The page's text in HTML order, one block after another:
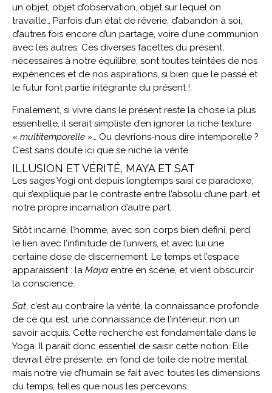
un objet, objet d’observation, objet sur lequel on
travaille… Parfois d’un état de rêverie, d’abandon à soi,
d’autres fois encore d’un partage, voire d’une communion
avec les autres. Ces diverses facettes du présent,
nécessaires à notre équilibre, sont toutes teintées de nos
expériences et de nos aspirations, si bien que le passé et
le futur font partie intégrante du présent !
Finalement, si vivre dans le présent reste la chose la plus
essentielle, il serait simpliste d’en ignorer la riche texture
« multitemporelle »… Ou devrions-nous dire intemporelle ?
C’est sans doute ici que se niche la vérité.
ILLUSION ET VÉRITÉ, MAYA ET SAT
Les sages Yogi ont depuis longtemps saisi ce paradoxe,
qui s’explique par le contraste entre l’absolu d’une part, et
notre propre incarnation d’autre part.
Sitôt incarné, l’homme, avec son corps bien défini, perd
le lien avec l’infinitude de l’univers, et avec lui une
certaine dose de discernement. Le temps et l’espace
apparaissent : la Maya entre en scène, et vient obscurcir
la conscience.
Sat, c’est au contraire la vérité, la connaissance profonde
de ce qui est, une connaissance de l’intérieur, non un
savoir acquis. Cette recherche est fondamentale dans le
Yoga. Il parait donc essentiel de saisir cette notion. Elle
devrait être présente, en fond de toile de notre mental,
mais notre vie d’humain se fait avec toutes les dimensions
du temps, telles que nous les percevons.